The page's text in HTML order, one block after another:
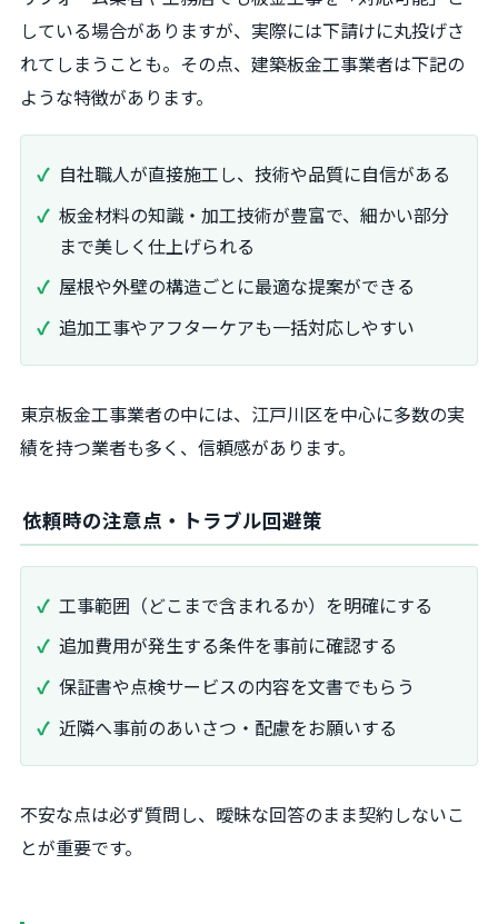
している場合がありますが、実際には下請けに丸投げさ
れてしまうことも。その点、建築板金工事業者は下記の
ような特徴があります。
自社職人が直接施工し、技術や品質に自信がある
板金材料の知識・加工技術が豊富で、細かい部分
まで美しく仕上げられる
屋根や外壁の構造ごとに最適な提案ができる
追加工事やアフターケアも一括対応しやすい
東京板金工事業者の中には、江戸川区を中心に多数の実
績を持つ業者も多く、信頼感があります。
依頼時の注意点・トラブル回避策
工事範囲（どこまで含まれるか）を明確にする
追加費用が発生する条件を事前に確認する
保証書や点検サービスの内容を文書でもらう
近隣へ事前のあいさつ・配慮をお願いする
不安な点は必ず質問し、曖昧な回答のまま契約しないこ
とが重要です。